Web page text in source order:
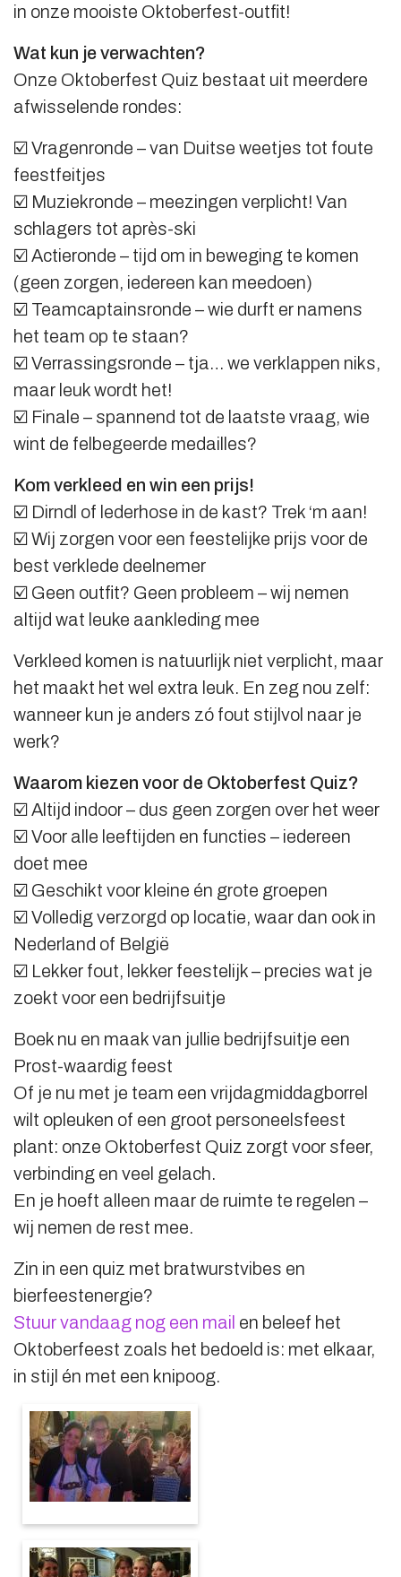
in onze mooiste Oktoberfest-outfit!
Wat kun je verwachten?
Onze Oktoberfest Quiz bestaat uit meerdere
afwisselende rondes:
☑️ Vragenronde – van Duitse weetjes tot foute
feestfeitjes
☑️ Muziekronde – meezingen verplicht! Van
schlagers tot après-ski
☑️ Actieronde – tijd om in beweging te komen
(geen zorgen, iedereen kan meedoen)
☑️ Teamcaptainsronde – wie durft er namens
het team op te staan?
☑️ Verrassingsronde – tja… we verklappen niks,
maar leuk wordt het!
☑️ Finale – spannend tot de laatste vraag, wie
wint de felbegeerde medailles?
Kom verkleed en win een prijs!
☑️ Dirndl of lederhose in de kast? Trek ‘m aan!
☑️ Wij zorgen voor een feestelijke prijs voor de
best verklede deelnemer
☑️ Geen outfit? Geen probleem – wij nemen
altijd wat leuke aankleding mee
Verkleed komen is natuurlijk niet verplicht, maar
het maakt het wel extra leuk. En zeg nou zelf:
wanneer kun je anders zó fout stijlvol naar je
werk?
Waarom kiezen voor de Oktoberfest Quiz?
☑️ Altijd indoor – dus geen zorgen over het weer
☑️ Voor alle leeftijden en functies – iedereen
doet mee
☑️ Geschikt voor kleine én grote groepen
☑️ Volledig verzorgd op locatie, waar dan ook in
Nederland of België
☑️ Lekker fout, lekker feestelijk – precies wat je
zoekt voor een bedrijfsuitje
Boek nu en maak van jullie bedrijfsuitje een
Prost-waardig feest
Of je nu met je team een vrijdagmiddagborrel
wilt opleuken of een groot personeelsfeest
plant: onze Oktoberfest Quiz zorgt voor sfeer,
verbinding en veel gelach.
En je hoeft alleen maar de ruimte te regelen –
wij nemen de rest mee.
Zin in een quiz met bratwurstvibes en
bierfeestenergie?
Stuur vandaag nog een mail en beleef het
Oktoberfeest zoals het bedoeld is: met elkaar,
in stijl én met een knipoog.